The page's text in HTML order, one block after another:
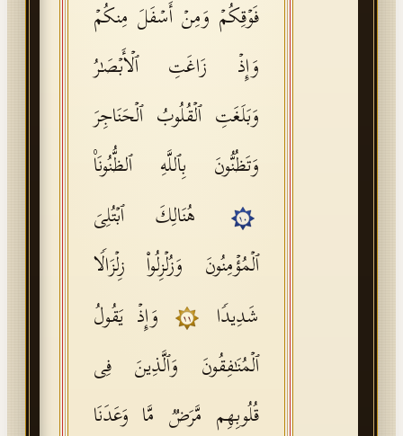
فَوۡقِكُمۡ وَمِنۡ أَسۡفَلَ مِنكُمۡ
وَإِذۡ زَاغَتِ ٱلۡأَبۡصَـٰرُ
وَبَلَغَتِ ٱلۡقُلُوبُ ٱلۡحَنَاجِرَ
وَتَظُنُّونَ بِٱللَّهِ ٱلظُّنُونَا۠
١٠
هُنَالِكَ ٱبۡتُلِیَ
ٱلۡمُؤۡمِنُونَ وَزُلۡزِلُوا۟ زِلۡزَالࣰا
شَدِیدࣰا
١١
وَإِذۡ یَقُولُ
ٱلۡمُنَـٰفِقُونَ وَٱلَّذِینَ فِی
قُلُوبِهِم مَّرَضࣱ مَّا وَعَدَنَا